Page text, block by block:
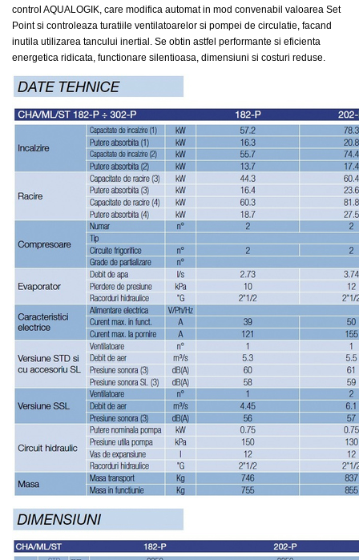
control AQUALOGIK, care modifica automat in mod convenabil valoarea Set
Point si controleaza turatiile ventilatoarelor si pompei de circulatie, facand
inutila utilizarea tancului inertial. Se obtin astfel performante si eficienta
energetica ridicata, functionare silentioasa, dimensiuni si costuri reduse.